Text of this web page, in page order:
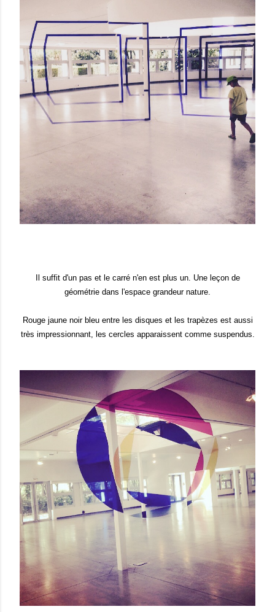
Il suffit d'un pas et le carré n'en est plus un. Une leçon de
géométrie dans l'espace grandeur nature.
Rouge jaune noir bleu entre les disques et les trapèzes est aussi
très impressionnant, les cercles apparaissent comme suspendus.